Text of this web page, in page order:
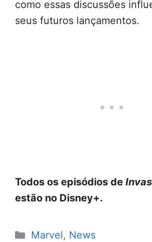
como essas discussões
seus futuros lançamentos.
Todos os episódios de
estão no Disney+.
Categorias
Marvel, News